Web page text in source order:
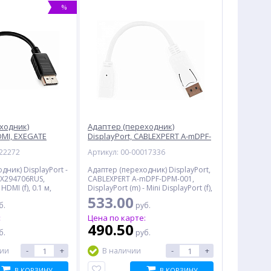
%
EXEGATE
DisplayPort -
(f), 0.1 м,
- +
Адаптер (переходник)
DisplayPort, CABLEXPERT A-mDPF-
Артикул: 00-00017336
Адаптер (переходник) DisplayPort,
CABLEXPERT A-mDPF-DPM-001,
DisplayPort (m) - Mini DisplayPort (f),
0.1 м, белый
533.00 руб.
Цена по карте:
490.50 руб.
В наличии
- +